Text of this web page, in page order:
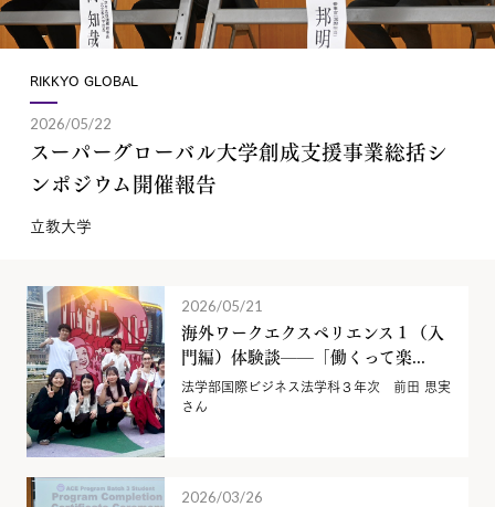
RIKKYO GLOBAL
2026/05/22
スーパーグローバル大学創成支援事業総括シ
ンポジウム開催報告
立教大学
2026/05/21
海外ワークエクスペリエンス１（入
門編）体験談——「働くって楽...
法学部国際ビジネス法学科３年次 前田 思実
さん
2026/03/26